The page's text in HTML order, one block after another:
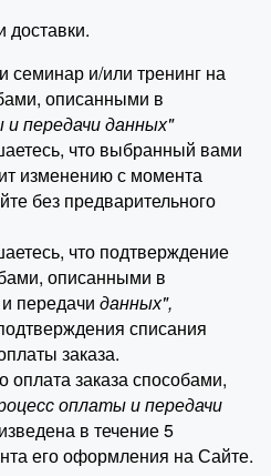
доставки.
семинар и/или тренинг на
описанными в
передачи данных"
что выбранный вами
изменению с момента
без предварительного
что подтверждение
описанными в
передачи данных",
списания
заказа.
оплата заказа способами,
оплаты и передачи
в течение 5
его оформления на Сайте.